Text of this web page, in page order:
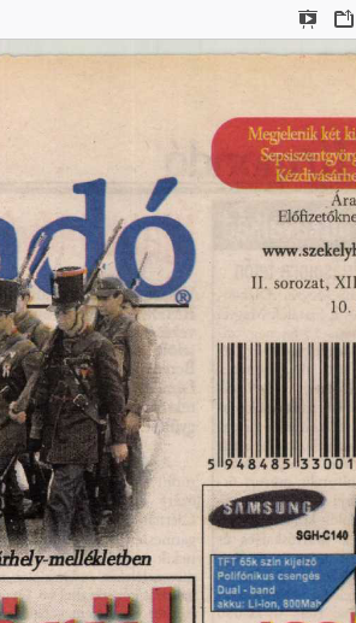
mód
II. sorozat,
10.
SGH-C140
mellékletben